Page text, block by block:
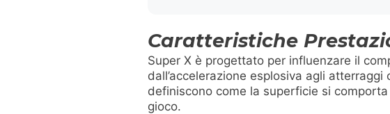
Caratteristiche
Super X è progettato per influenzare il
dall’accelerazione esplosiva agli
definiscono come la superficie si
gioco.